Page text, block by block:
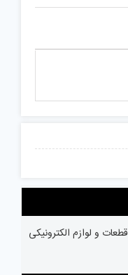
قطعات و لوازم الکترونیکی